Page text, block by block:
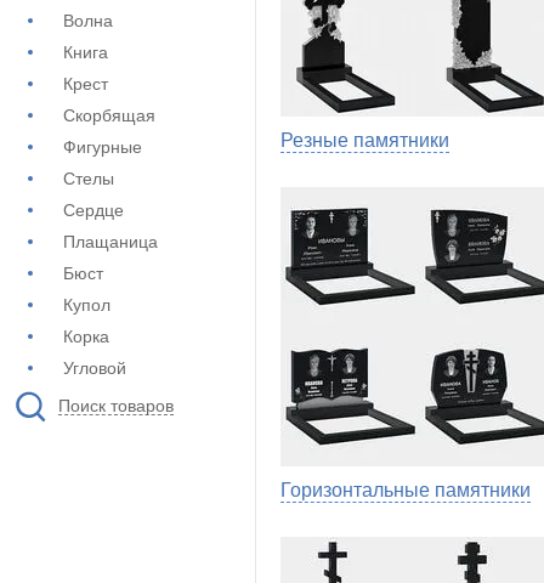
Волна
Книга
Крест
Скорбящая
Фигурные
Стелы
Сердце
Плащаница
Бюст
Купол
Корка
Угловой
Поиск товаров
Резные памятники
Горизонтальные памятники